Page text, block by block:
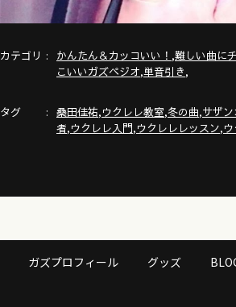
カテゴリ かんたん＆カッコいい！ ,難しい曲に
こいいガズペジオ,単音引き,
タグ 桑田佳祐,ウクレレ教室,冬の曲,サザ
者,ウクレレ入門,ウクレレレッスン,
ガズプロフィール グッズ